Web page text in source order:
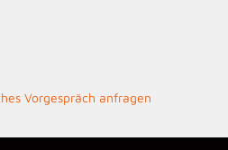
Vorgespräch anfragen